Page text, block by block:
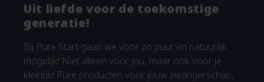
Uit liefde voor de toekomstige
generatie!
Bij Pure Start gaan we voor zo puur en natuurlijk
mogelijk! Niet alleen voor jou, maar ook voor je
kleintje! Pure producten voor jouw zwangerschap,